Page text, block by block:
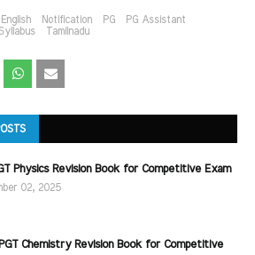
English Notification PG
PG Assistant
Syllabus Tamilnadu
Physics Revision Book for Competitive Exam
02, 2025
Chemistry Revision Book for Competitive